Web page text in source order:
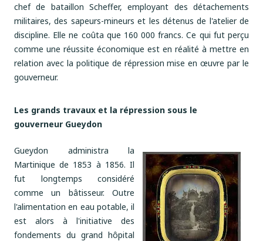
chef de bataillon Scheffer, employant des détachements
militaires, des sapeurs-mineurs et les détenus de l'atelier de
discipline. Elle ne coûta que 160 000 francs. Ce qui fut perçu
comme une réussite économique est en réalité à mettre en
relation avec la politique de répression mise en œuvre par le
gouverneur.
Les grands travaux et la répression sous le
gouverneur Gueydon
Gueydon administra la
Martinique de 1853 à 1856. Il
fut longtemps considéré
comme un bâtisseur. Outre
l'alimentation en eau potable, il
est alors à l'initiative des
fondements du grand hôpital